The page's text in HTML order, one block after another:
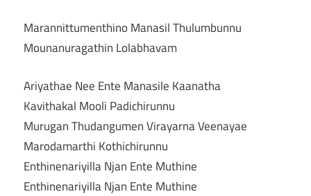
Marannittumenthino Manasil Thulumbunnu
Mounanuragathin Lolabhavam
Ariyathae Nee Ente Manasile Kaanatha
Kavithakal Mooli Padichirunnu
Murugan Thudangumen Virayarna Veenayae
Marodamarthi Kothichirunnu
Enthinenariyilla Njan Ente Muthine
Enthinenariyilla Njan Ente Muthine